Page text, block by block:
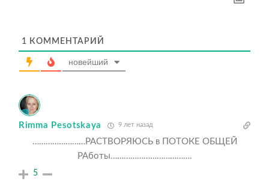
1 КОММЕНТАРИЙ
новейший
Rimma Pesotskaya 9 лет назад
……………………РАСТВОРЯЮСЬ в ПОТОКЕ ОБЩЕЙ
РАботы……………………………….
5